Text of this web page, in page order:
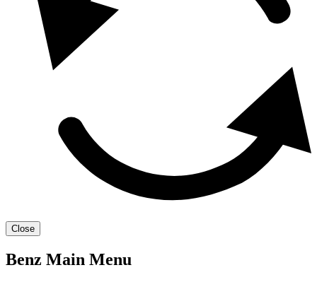
Close
Benz Main Menu